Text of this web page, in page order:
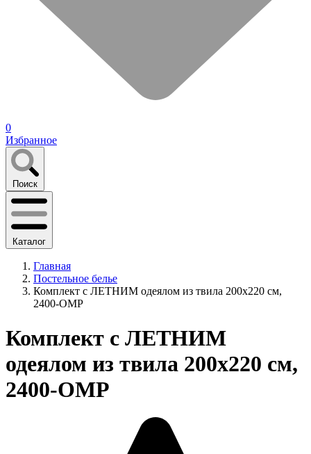
0
Избранное
Поиск
Каталог
Главная
Постельное белье
Комплект с ЛЕТНИМ одеялом из твила 200х220 см,
2400-OMP
Комплект с ЛЕТНИМ
одеялом из твила 200х220 см,
2400-OMP